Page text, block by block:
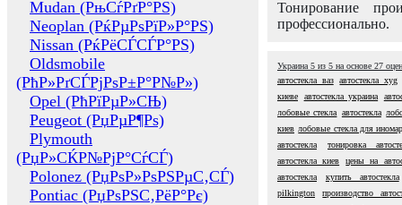
Mudan (РњСѓРґР°РЅ)
Neoplan (РќРµРѕРїР»Р°РЅ)
Nissan (РќРёСЃСЃР°РЅ)
Oldsmobile
(РћР»РґСЃРјРѕР±Р°Р№Р»)
Opel (РћРїРµР»СЊ)
Peugeot (РџРµР¶Рѕ)
Plymouth
(РџР»СЌР№РјР°СѓСЃ)
Polonez (РџРѕР»РѕРЅРµС‚СЃ)
Pontiac (РџРѕРЅС‚РёР°Рє)
Тонирование
профессионально.
Украина 5 из 5 на основе 27
автостекла ваз
автостекла xyg
киеве
автостекла украина
лобовые стекла автостекла
киев лобовые стекла для
автостекла
тонировка
автостекла киев
цены на
автостекла
купить автостекла
pilkington
производство